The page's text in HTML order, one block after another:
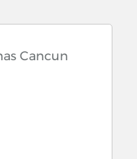
Cancun